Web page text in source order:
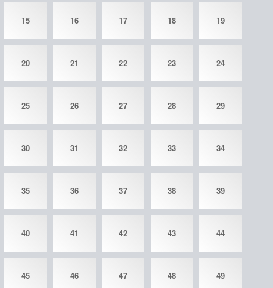
15 16 17 18 19
20 21 22 23 24
25 26 27 28 29
30 31 32 33 34
35 36 37 38 39
40 41 42 43 44
45 46 47 48 49